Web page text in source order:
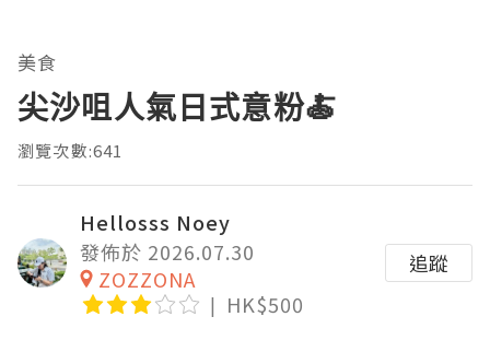
美食
尖沙咀人氣日式意粉🍝
瀏覽次數:641
Hellosss Noey
發佈於 2026.07.30
ZOZZONA
HK$500
追蹤